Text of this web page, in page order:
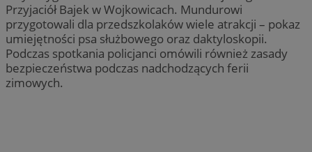
Przyjaciół Bajek w Wojkowicach. Mundurowi
przygotowali dla przedszkolaków wiele atrakcji – pokaz
umiejętności psa służbowego oraz daktyloskopii.
Podczas spotkania policjanci omówili również zasady
bezpieczeństwa podczas nadchodzących ferii
zimowych.